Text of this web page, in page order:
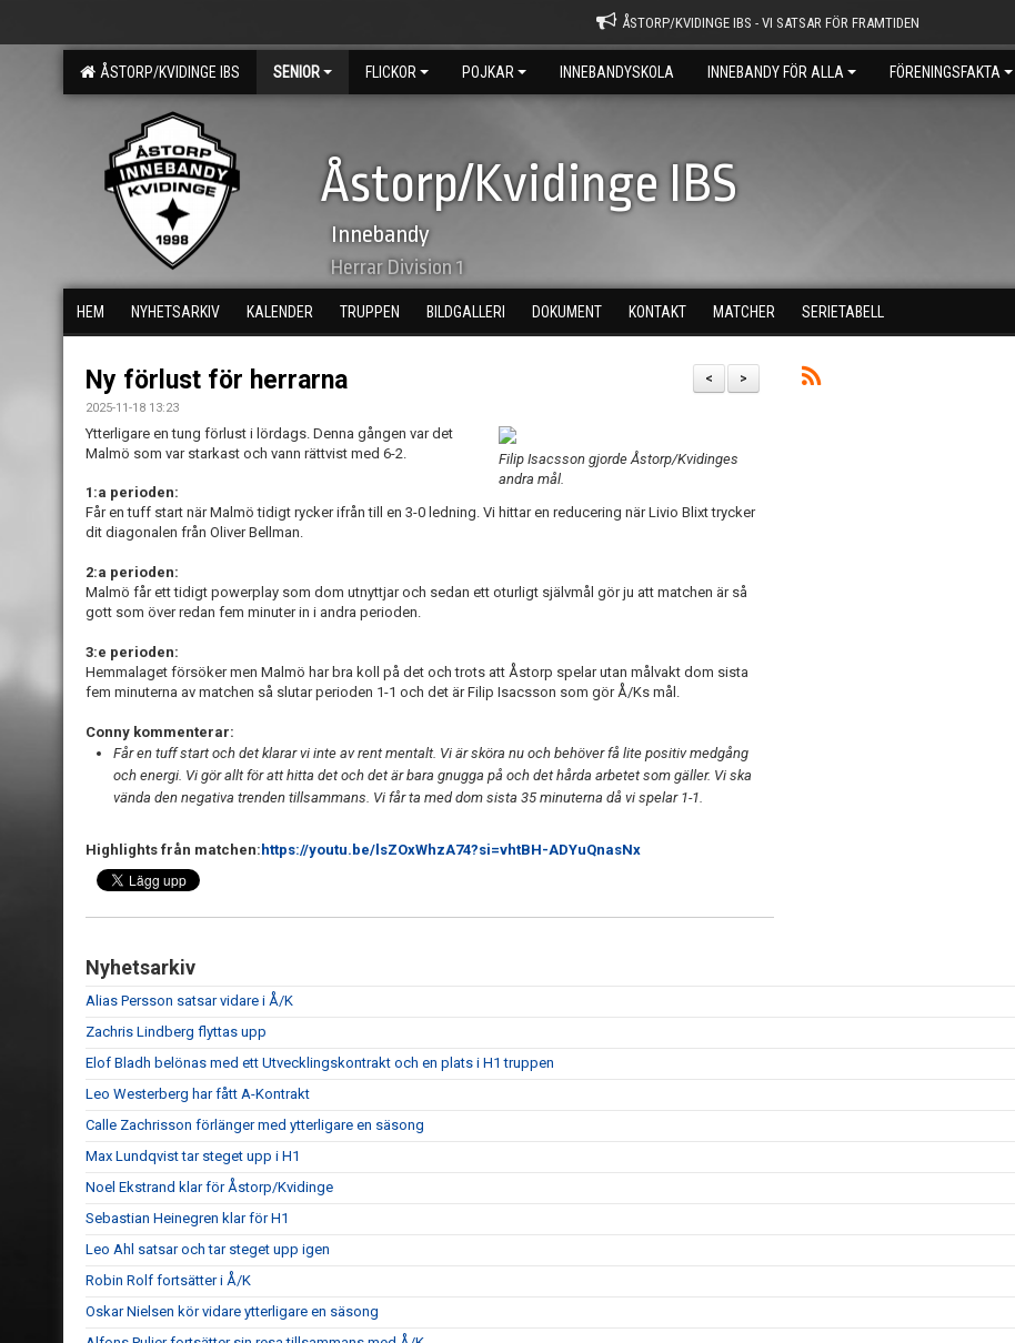
ÅSTORP/KVIDINGE IBS - VI SATSAR FÖR FRAMTIDEN
ÅSTORP/KVIDINGE IBS SENIOR FLICKOR POJKAR INNEBANDYSKOLA INNEBANDY FÖR ALLA FÖRENINGSFAKTA
Åstorp/Kvidinge IBS
Innebandy
Herrar Division 1
HEM NYHETSARKIV KALENDER TRUPPEN BILDGALLERI DOKUMENT KONTAKT MATCHER SERIETABELL
>
<
Ny förlust för herrarna
2025-11-18 13:23
Filip Isacsson gjorde Åstorp/Kvidinges
andra mål.
Ytterligare en tung förlust i lördags. Denna gången var det
Malmö som var starkast och vann rättvist med 6-2.
1:a perioden:
Får en tuff start när Malmö tidigt rycker ifrån till en 3-0 ledning. Vi hittar en reducering när Livio Blixt trycker
dit diagonalen från Oliver Bellman.
2:a perioden:
Malmö får ett tidigt powerplay som dom utnyttjar och sedan ett oturligt självmål gör ju att matchen är så
gott som över redan fem minuter in i andra perioden.
3:e perioden:
Hemmalaget försöker men Malmö har bra koll på det och trots att Åstorp spelar utan målvakt dom sista
fem minuterna av matchen så slutar perioden 1-1 och det är Filip Isacsson som gör Å/Ks mål.
Conny kommenterar:
Får en tuff start och det klarar vi inte av rent mentalt. Vi är sköra nu och behöver få lite positiv medgång
och energi. Vi gör allt för att hitta det och det är bara gnugga på och det hårda arbetet som gäller. Vi ska
vända den negativa trenden tillsammans. Vi får ta med dom sista 35 minuterna då vi spelar 1-1.
Highlights från matchen: https://youtu.be/lsZOxWhzA74?si=vhtBH-ADYuQnasNx
Nyhetsarkiv
Alias Persson satsar vidare i Å/K
Zachris Lindberg flyttas upp
Elof Bladh belönas med ett Utvecklingskontrakt och en plats i H1 truppen
Leo Westerberg har fått A-Kontrakt
Calle Zachrisson förlänger med ytterligare en säsong
Max Lundqvist tar steget upp i H1
Noel Ekstrand klar för Åstorp/Kvidinge
Sebastian Heinegren klar för H1
Leo Ahl satsar och tar steget upp igen
Robin Rolf fortsätter i Å/K
Oskar Nielsen kör vidare ytterligare en säsong